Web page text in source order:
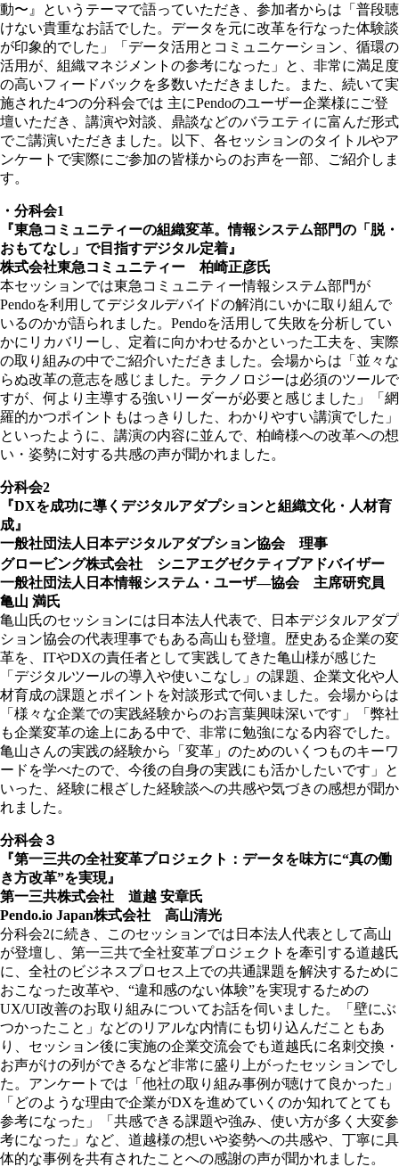
動〜』というテーマで語っていただき、参加者からは「普段聴
けない貴重なお話でした。データを元に改革を行なった体験談
が印象的でした」「データ活用とコミュニケーション、循環の
活用が、組織マネジメントの参考になった」と、非常に満足度
の高いフィードバックを多数いただきました。また、続いて実
施された4つの分科会では 主にPendoのユーザー企業様にご登
壇いただき、講演や対談、鼎談などのバラエティに富んだ形式
でご講演いただきました。以下、各セッションのタイトルやア
ンケートで実際にご参加の皆様からのお声を一部、ご紹介しま
す。
・分科会1
『東急コミュニティーの組織変革。情報システム部門の「脱・
おもてなし」で目指すデジタル定着』
株式会社東急コミュニティー 柏崎正彦氏
本セッションでは東急コミュニティー情報システム部門が
Pendoを利用してデジタルデバイドの解消にいかに取り組んで
いるのかが語られました。Pendoを活用して失敗を分析してい
かにリカバリーし、定着に向かわせるかといった工夫を、実際
の取り組みの中でご紹介いただきました。会場からは「並々な
らぬ改革の意志を感じました。テクノロジーは必須のツールで
すが、何より主導する強いリーダーが必要と感じました」「網
羅的かつポイントもはっきりした、わかりやすい講演でした」
といったように、講演の内容に並んで、柏崎様への改革への想
い・姿勢に対する共感の声が聞かれました。
分科会2
『DXを成功に導くデジタルアダプションと組織文化・人材育
成』
一般社団法人日本デジタルアダプション協会 理事
グロービング株式会社 シニアエグゼクティブアドバイザー
一般社団法人日本情報システム・ユーザ―協会 主席研究員
亀山 満氏
亀山氏のセッションには日本法人代表で、日本デジタルアダプ
ション協会の代表理事でもある高山も登壇。歴史ある企業の変
革を、ITやDXの責任者として実践してきた亀山様が感じた
「デジタルツールの導入や使いこなし」の課題、企業文化や人
材育成の課題とポイントを対談形式で伺いました。会場からは
「様々な企業での実践経験からのお言葉興味深いです」「弊社
も企業変革の途上にある中で、非常に勉強になる内容でした。
亀山さんの実践の経験から「変革」のためのいくつものキーワ
ードを学べたので、今後の自身の実践にも活かしたいです」と
いった、経験に根ざした経験談への共感や気づきの感想が聞か
れました。
分科会３
『第一三共の全社変革プロジェクト：データを味方に“真の働
き方改革”を実現』
第一三共株式会社 道越 安章氏
Pendo.io Japan株式会社 高山清光
分科会2に続き、このセッションでは日本法人代表として高山
が登壇し、第一三共で全社変革プロジェクトを牽引する道越氏
に、全社のビジネスプロセス上での共通課題を解決するために
おこなった改革や、“違和感のない体験”を実現するための
UX/UI改善のお取り組みについてお話を伺いました。「壁にぶ
つかったこと」などのリアルな内情にも切り込んだこともあ
り、セッション後に実施の企業交流会でも道越氏に名刺交換・
お声がけの列ができるなど非常に盛り上がったセッションでし
た。アンケートでは「他社の取り組み事例が聴けて良かった」
「どのような理由で企業がDXを進めていくのか知れてとても
参考になった」「共感できる課題や強み、使い方が多く大変参
考になった」など、道越様の想いや姿勢への共感や、丁寧に具
体的な事例を共有されたことへの感謝の声が聞かれました。